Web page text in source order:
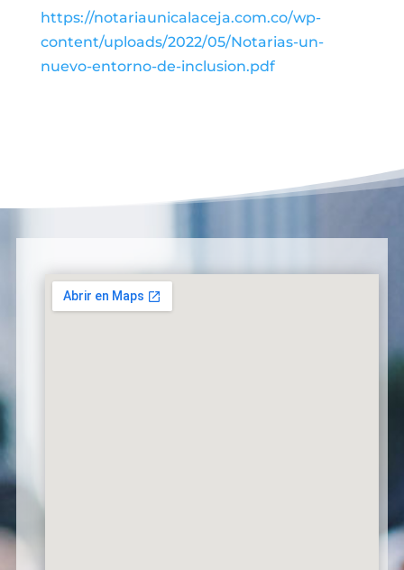
https://notariaunicalaceja.com.co/wp-
content/uploads/2022/05/Notarias-un-
nuevo-entorno-de-inclusion.pdf